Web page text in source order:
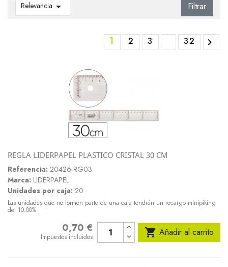
Relevancia  Filtrar
1 2 3 32 
REGLA LIDERPAPEL PLASTICO CRISTAL 30 CM
Referencia: 20426-RG03
Marca: LIDERPAPEL
Unidades por caja: 20
Las unidades que no formen parte de una caja tendrán un recargo minipiking
del 10.00%
0,70 €
Impuestos incluidos  Añadir al carrito